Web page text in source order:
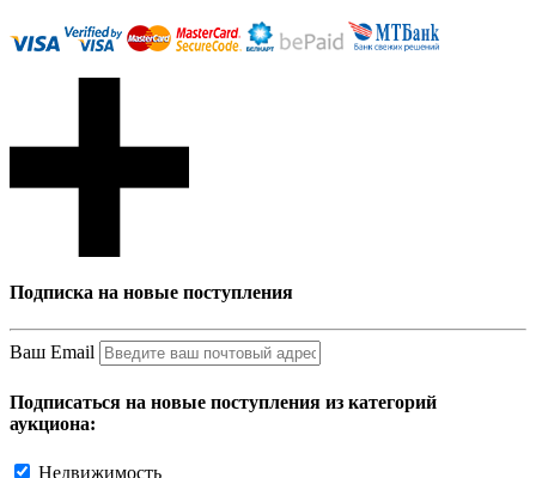
Подписка на новые поступления
Ваш Email
Подписаться на новые поступления из категорий
аукциона:
Недвижимость